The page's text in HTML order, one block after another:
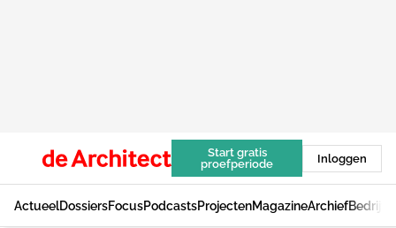
Start gratis
proefperiode
Inloggen
ActueelDossiersFocusPodcastsProjectenMagazineArchief